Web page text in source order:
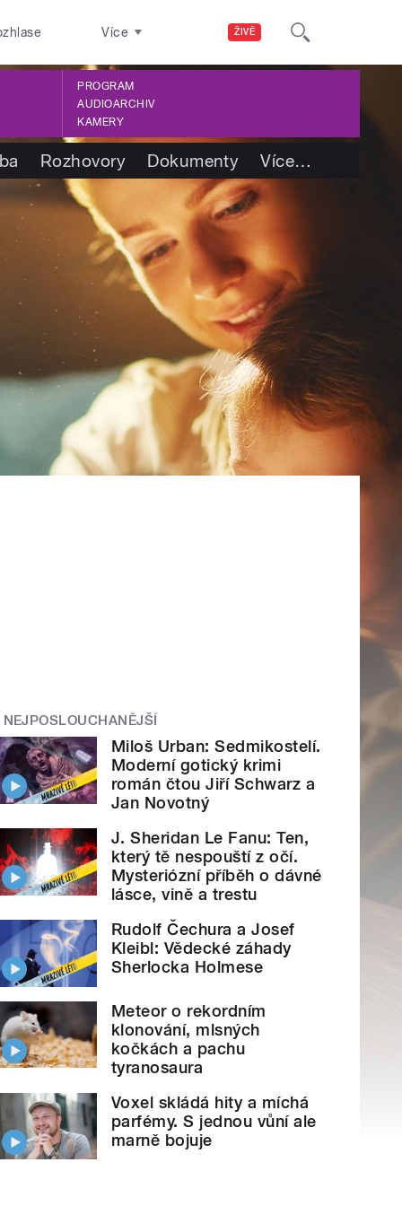
ŽIVĚ
Více
PROGRAM
AUDIOARCHIV
KAMERY
Rozhovory Dokumenty Více…
NEJPOSLOUCHANĚJŠÍ
Miloš Urban: Sedmikostelí.
Moderní gotický krimi
román čtou Jiří Schwarz a
Jan Novotný
J. Sheridan Le Fanu: Ten,
který tě nespouští z očí.
Mysteriózní příběh o dávné
lásce, vině a trestu
Rudolf Čechura a Josef
Kleibl: Vědecké záhady
Sherlocka Holmese
Meteor o rekordním
klonování, mlsných
kočkách a pachu
tyranosaura
Voxel skládá hity a míchá
parfémy. S jednou vůní ale
marně bojuje